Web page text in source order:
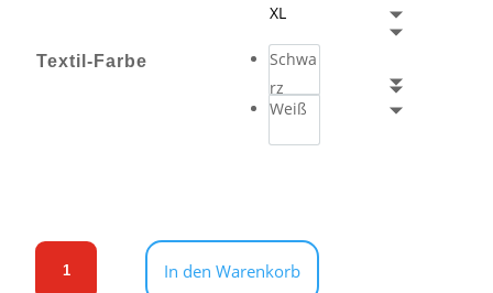
XL
Textil-Farbe
Schwa
rz
Weiß
T-
Shirt
In den Warenkorb